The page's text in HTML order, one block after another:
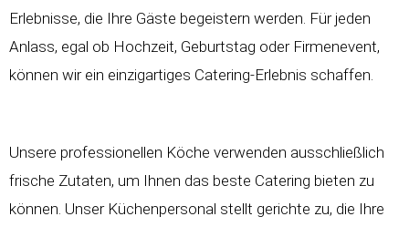
Erlebnisse, die Ihre Gäste begeistern werden. Für jeden
Anlass, egal ob Hochzeit, Geburtstag oder Firmenevent,
können wir ein einzigartiges Catering-Erlebnis schaffen.
Unsere professionellen Köche verwenden ausschließlich
frische Zutaten, um Ihnen das beste Catering bieten zu
können. Unser Küchenpersonal stellt gerichte zu, die Ihre